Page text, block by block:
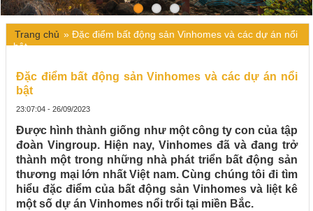
Trang chủ » Đặc điểm bất động sản Vinhomes và các dự án nổi
bật
Đặc điểm bất động sản Vinhomes và các dự án nổi
bật
23:07:04 - 26/09/2023
Được hình thành giống như một công ty con của tập
đoàn Vingroup. Hiện nay, Vinhomes đã và đang trở
thành một trong những nhà phát triển bất động sản
thương mại lớn nhất Việt nam. Cùng chúng tôi đi tìm
hiểu đặc điểm của bất động sản Vinhomes và liệt kê
một số dự án Vinhomes nổi trổi tại miền Bắc.